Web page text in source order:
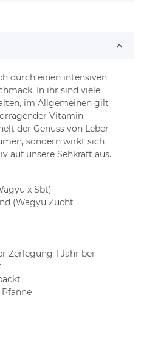
durch einen intensiven
In ihr sind viele
im Allgemeinen gilt
Vitamin
der Genuss von Leber
sondern wirkt sich
auf unsere Sehkraft aus.
x Sbt)
(Wagyu Zucht
Zerlegung 1 Jahr bei